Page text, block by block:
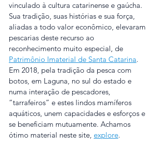
vinculado à cultura catarinense e gaúcha.
Sua tradição, suas histórias e sua força,
aliadas a todo valor econômico, elevaram
pescarias deste recurso ao
reconhecimento muito especial, de
Patrimônio Imaterial de Santa Catarina.
Em 2018, pela tradição da pesca com
botos, em Laguna, no sul do estado e
numa interação de pescadores,
“tarrafeiros” e estes lindos mamíferos
aquáticos, unem capacidades e esforços e
se beneficiam mutuamente. Achamos
ótimo material neste site, explore.